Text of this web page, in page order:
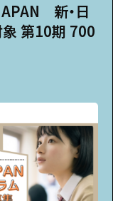
ヘア・メイク
診断
社会体験
新・日
第10期 700